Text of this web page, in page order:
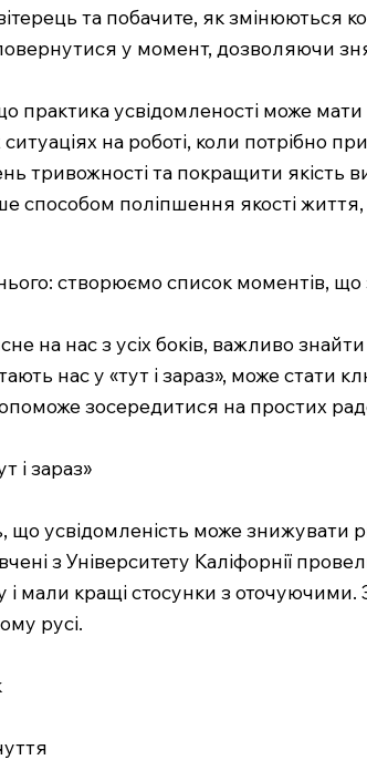
та побачите, як змінюються
у момент, дозволяючи
практика усвідомленості може
на роботі, коли потрібно
тривожності та покращити
способом поліпшення якості
створюємо список моментів,
на нас з усіх боків, важливо
нас у «тут і зараз», може
зосередитися на простих
і зараз»
усвідомленість може знижувати
з Університету Каліфорнії
і мали кращі стосунки з
русі.